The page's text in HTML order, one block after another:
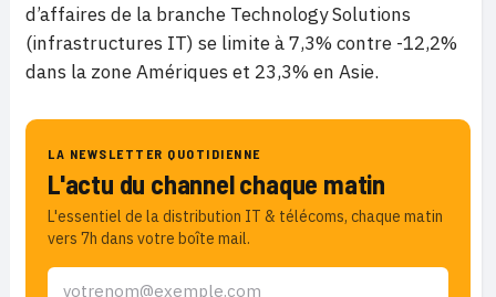
d’affaires de la branche Technology Solutions
(infrastructures IT) se limite à 7,3% contre -12,2%
dans la zone Amériques et 23,3% en Asie.
LA NEWSLETTER QUOTIDIENNE
L'actu du channel chaque matin
L'essentiel de la distribution IT & télécoms, chaque matin
vers 7h dans votre boîte mail.